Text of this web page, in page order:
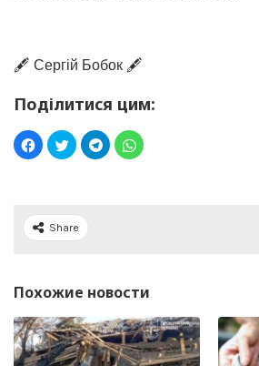
🖋️ Сергій Бобок 🖋️
Поділитися цим:
Share
Похожие новости